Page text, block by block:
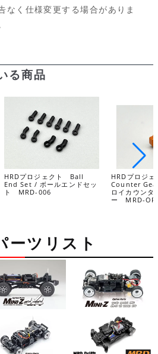
く仕様変更する場合がありま
る商品
HRDプロジェクト Ball
End Set / ボールエンドセッ
ト MRD-006
HRDプロジ
Counter
ロイカウンタ
ー MRD-
ーツリスト